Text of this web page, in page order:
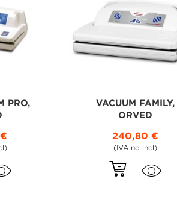
PRO,
VACUUM FAMILY,
ORVED
240,80 €
(IVA no incl)